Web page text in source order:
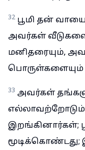
32 பூமி தன்
அவர்கள்
மனிதரையும்,
பொருள்களையும்
33 அவர்கள்
எல்லாவற்றோடும்
இறங்கினார்கள்;
மூடிக்கொண்டது;